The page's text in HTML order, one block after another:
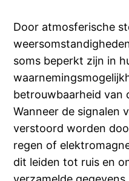
Door atmosferische
soms beperkt zijn in
betrouwbaarheid van
Wanneer de signalen
verstoord worden
regen of
dit leiden tot ruis en